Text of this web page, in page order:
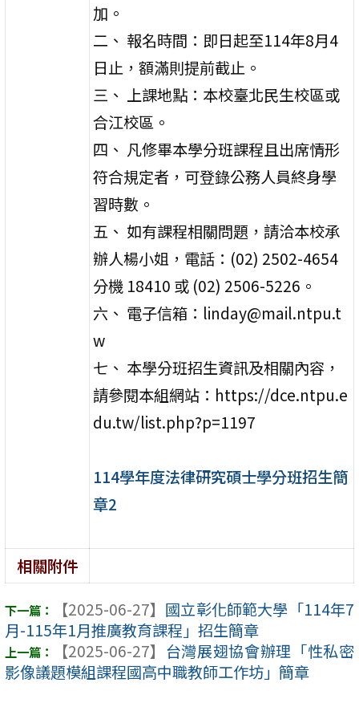
加。
二、 報名時間：即日起至114年8月4
日止，額滿則提前截止。
三、 上課地點：本校臺北民生校區或
合江校區。
四、 凡修畢本學分班課程且出席情形
符合規定者，可登錄公務人員終身學
習時數。
五、 如有課程相關問題，請洽本校承
辦人楊小姐，電話：(02) 2502-4654
分機 18410 或 (02) 2506-5226。
六、 電子信箱：linday@mail.ntpu.t
w
七、 本學分班招生資訊及相關內容，
請參閱本組網站：https://dce.ntpu.e
du.tw/list.php?p=1197
114學年度法律研究碩士學分班招生簡
章2
相關附件
【2025-06-27】 國立彰化師範大學「114年7
月-115年1月推廣教育課程」招生簡章
【2025-06-27】 台灣展翅協會辦理「性私密
影像議題模組課程國高中職教師工作坊」簡章